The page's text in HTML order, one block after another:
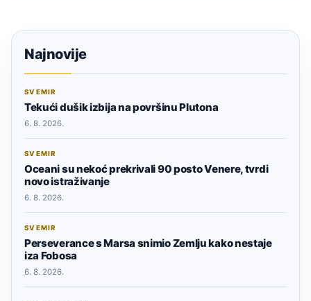
Najnovije
SVEMIR
Tekući dušik izbija na površinu Plutona
6. 8. 2026.
SVEMIR
Oceani su nekoć prekrivali 90 posto Venere, tvrdi
novo istraživanje
6. 8. 2026.
SVEMIR
Perseverance s Marsa snimio Zemlju kako nestaje
iza Fobosa
6. 8. 2026.